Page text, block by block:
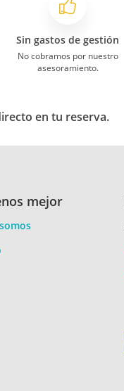
Sin gastos de gestión
No cobramos por nuestro
asesoramiento.
en tu reserva.
mejor